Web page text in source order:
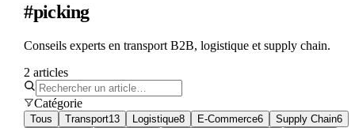
#picking
Conseils experts en transport B2B, logistique et supply chain.
2 articles
Catégorie
Tous Transport13 Logistique8 E-Commerce6 Supply Chain6